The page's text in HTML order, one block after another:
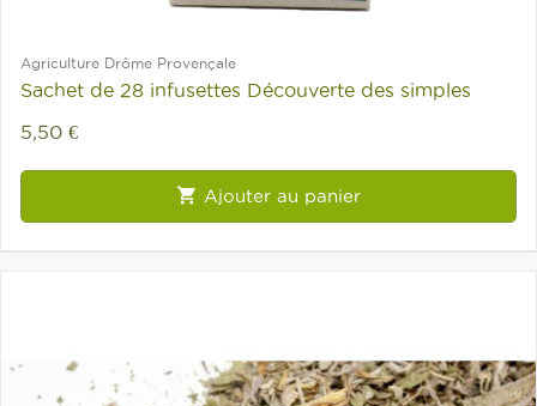
Agriculture Drôme Provençale
Sachet de 28 infusettes Découverte des simples
5,50 €
 Ajouter au panier